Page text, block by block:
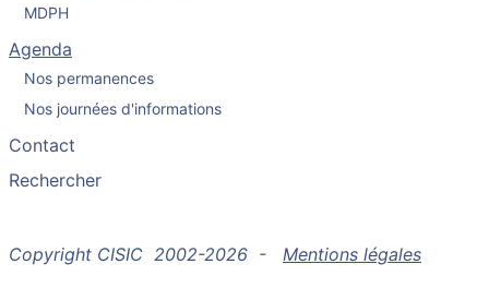
MDPH
Agenda
Nos permanences
Nos journées d'informations
Contact
Rechercher
Copyright CISIC 2002-2026 - Mentions légales